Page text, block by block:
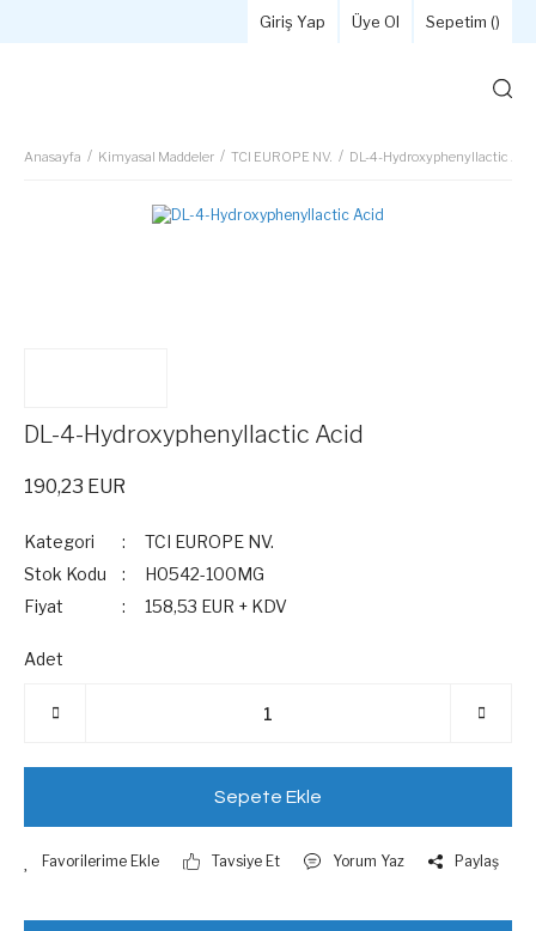
Giriş Yap Üye Ol Sepetim ()
Anasayfa Kimyasal Maddeler TCI EUROPE NV. DL-4-Hydroxyphenyllactic Acid
DL-4-Hydroxyphenyllactic Acid
190,23 EUR
Kategori
TCI EUROPE NV.
Stok Kodu
H0542-100MG
Fiyat
158,53 EUR + KDV
Adet
Sepete Ekle
Tavsiye Et Yorum Yaz Paylaş